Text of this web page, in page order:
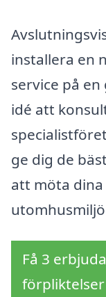
installera en
service på
idé att
ge dig de
att möta
Få 3
förpliktelser